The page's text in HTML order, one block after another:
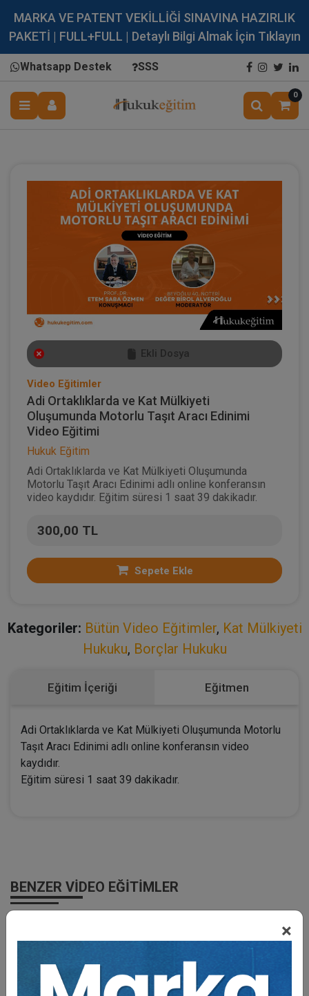
MARKA VE PATENT VEKİLLİĞİ SINAVINA HAZIRLIK
PAKETİ | FULL+FULL | Detaylı Bilgi Almak İçin Tıklayın
Whatsapp Destek SSS
0
×
Ekli Dosya
Video Eğitimler
Adi Ortaklıklarda ve Kat Mülkiyeti
Oluşumunda Motorlu Taşıt Aracı Edinimi
Video Eğitimi
Hukuk Eğitim
Adi Ortaklıklarda ve Kat Mülkiyeti Oluşumunda
Motorlu Taşıt Aracı Edinimi adlı online konferansın
video kaydıdır. Eğitim süresi 1 saat 39 dakikadır.
300,00 TL
Sepete Ekle
Kategoriler: Bütün Video Eğitimler, Kat Mülkiyeti
Hukuku, Borçlar Hukuku
Eğitim İçeriği Eğitmen
Adi Ortaklıklarda ve Kat Mülkiyeti Oluşumunda Motorlu
Taşıt Aracı Edinimi adlı online konferansın video
kaydıdır.
Eğitim süresi 1 saat 39 dakikadır.
BENZER VIDEO EĞITIMLER
Video Eğitim Abonesi Ol: Sadece 5490 TL / Yıllık